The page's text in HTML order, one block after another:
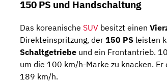
150 PS und Handschaltung
Das koreanische SUV besitzt einen
Direkteinspritzung, der 150 PS leisten
Schaltgetriebe und ein Frontantrieb.
um die 100 km/h-Marke zu knacken.
189 km/h.